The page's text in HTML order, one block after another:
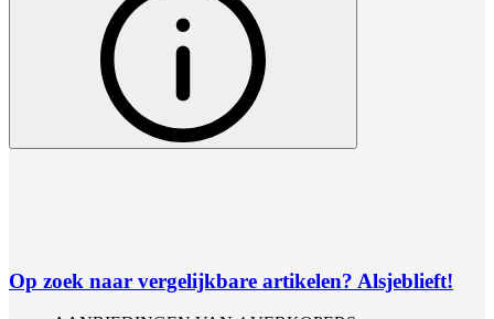
Op zoek naar vergelijkbare artikelen? Alsjeblieft!